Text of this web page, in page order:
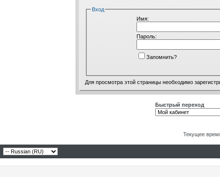
Вход
Имя:
Пароль:
Запомнить?
Для просмотра этой страницы необходимо
Быстрый переход
Текущее